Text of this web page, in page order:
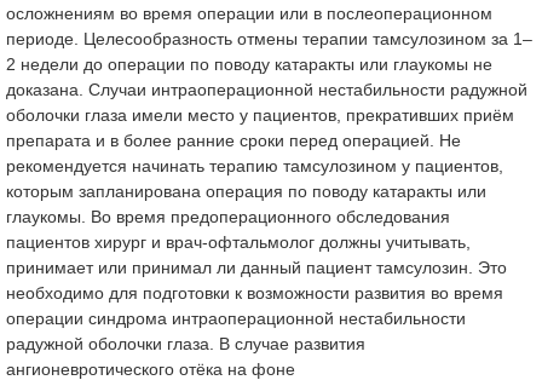
осложнениям во время операции или в послеоперационном
периоде. Целесообразность отмены терапии тамсулозином за 1–
2 недели до операции по поводу катаракты или глаукомы не
доказана. Случаи интраоперационной нестабильности радужной
оболочки глаза имели место у пациентов, прекративших приём
препарата и в более ранние сроки перед операцией. Не
рекомендуется начинать терапию тамсулозином у пациентов,
которым запланирована операция по поводу катаракты или
глаукомы. Во время предоперационного обследования
пациентов хирург и врач-офтальмолог должны учитывать,
принимает или принимал ли данный пациент тамсулозин. Это
необходимо для подготовки к возможности развития во время
операции синдрома интраоперационной нестабильности
радужной оболочки глаза. В случае развития
ангионевротического отёка на фоне